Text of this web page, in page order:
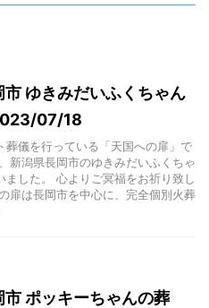
市 ゆきみだいふくちゃん
07/18
葬儀を行っている「天国への扉」で
新潟県長岡市のゆきみだいふくちゃ
ました。 心よりご冥福をお祈り致し
扉は長岡市を中心に、完全個別火葬
市 ポッキーちゃんの葬